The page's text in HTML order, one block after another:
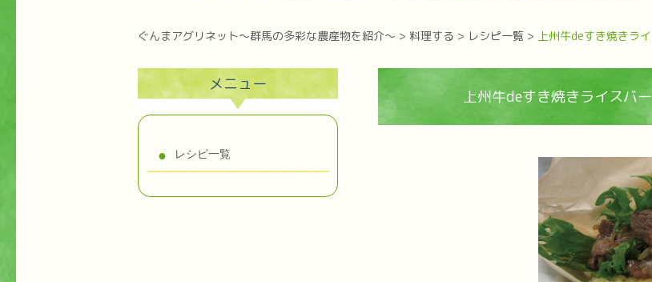
ぐんまアグリネット～群馬の多彩な農産物を紹介～ > 料理する > レシピ一覧 > 上州牛deすき焼きラ
メニュー
レシピ一覧
上州牛deすき焼きライスバ